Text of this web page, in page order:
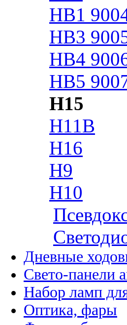
HB1
HB3
HB4
HB5
H15
H11B
H16
H9
H10
Дневные
Свето-панели
Набор ламп
Оптика, фары